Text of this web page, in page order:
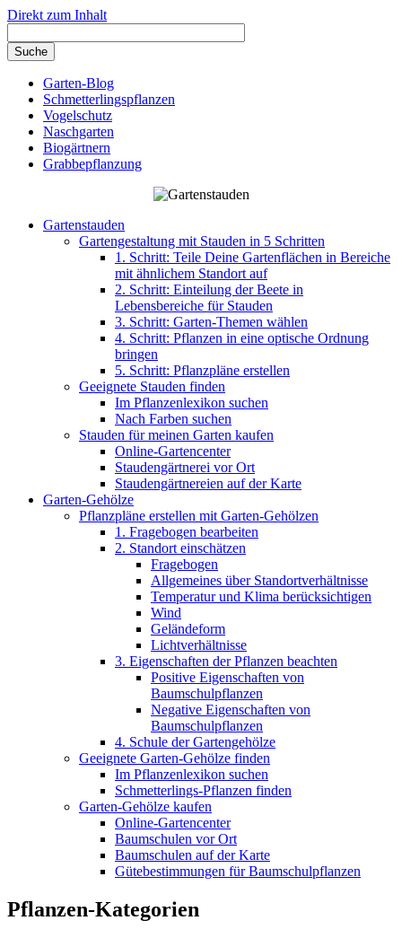
Direkt zum Inhalt
Garten-Blog
Schmetterlingspflanzen
Vogelschutz
Naschgarten
Biogärtnern
Grabbepflanzung
Gartenstauden
Gartengestaltung mit Stauden in 5 Schritten
1. Schritt: Teile Deine Gartenflächen in Bereiche
mit ähnlichem Standort auf
2. Schritt: Einteilung der Beete in
Lebensbereiche für Stauden
3. Schritt: Garten-Themen wählen
4. Schritt: Pflanzen in eine optische Ordnung
bringen
5. Schritt: Pflanzpläne erstellen
Geeignete Stauden finden
Im Pflanzenlexikon suchen
Nach Farben suchen
Stauden für meinen Garten kaufen
Online-Gartencenter
Staudengärtnerei vor Ort
Staudengärtnereien auf der Karte
Garten-Gehölze
Pflanzpläne erstellen mit Garten-Gehölzen
1. Fragebogen bearbeiten
2. Standort einschätzen
Fragebogen
Allgemeines über Standortverhältnisse
Temperatur und Klima berücksichtigen
Wind
Geländeform
Lichtverhältnisse
3. Eigenschaften der Pflanzen beachten
Positive Eigenschaften von
Baumschulpflanzen
Negative Eigenschaften von
Baumschulpflanzen
4. Schule der Gartengehölze
Geeignete Garten-Gehölze finden
Im Pflanzenlexikon suchen
Schmetterlings-Pflanzen finden
Garten-Gehölze kaufen
Online-Gartencenter
Baumschulen vor Ort
Baumschulen auf der Karte
Gütebestimmungen für Baumschulpflanzen
Pflanzen-Kategorien